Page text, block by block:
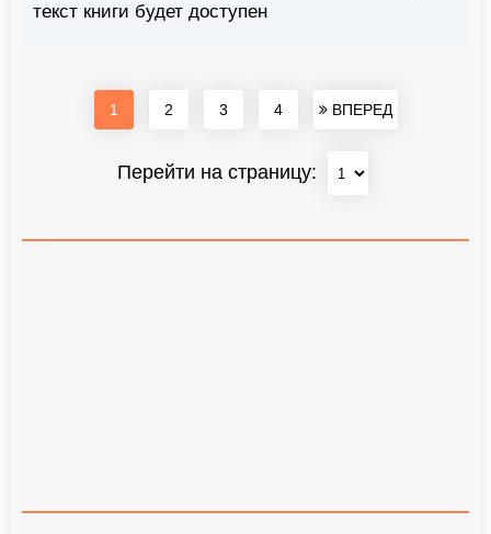
текст книги будет доступен
1 2 3 4 ВПЕРЕД
Перейти на страницу: